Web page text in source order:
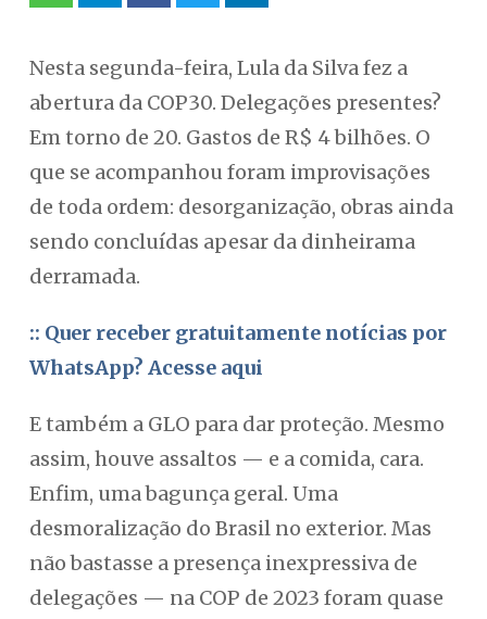
Nesta segunda-feira, Lula da Silva fez a
abertura da COP30. Delegações presentes?
Em torno de 20. Gastos de R$ 4 bilhões. O
que se acompanhou foram improvisações
de toda ordem: desorganização, obras ainda
sendo concluídas apesar da dinheirama
derramada.
:: Quer receber gratuitamente notícias por
WhatsApp? Acesse aqui
E também a GLO para dar proteção. Mesmo
assim, houve assaltos — e a comida, cara.
Enfim, uma bagunça geral. Uma
desmoralização do Brasil no exterior. Mas
não bastasse a presença inexpressiva de
delegações — na COP de 2023 foram quase